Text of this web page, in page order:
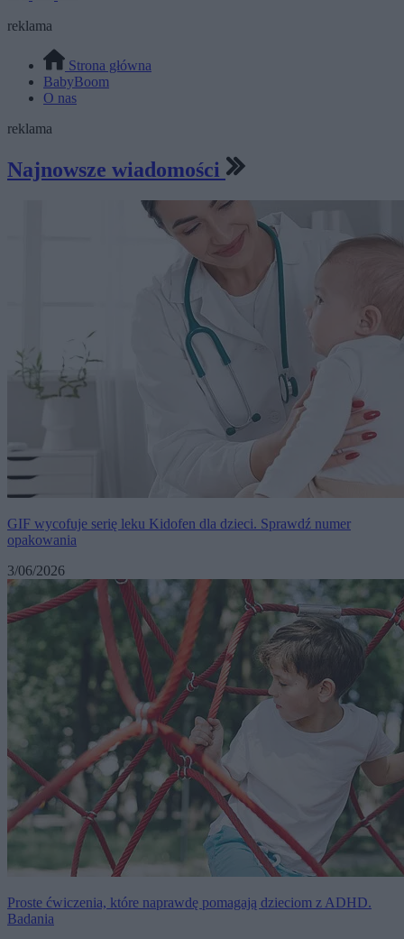
reklama
Strona główna
BabyBoom
O nas
reklama
Najnowsze wiadomości
GIF wycofuje serię leku Kidofen dla dzieci. Sprawdź numer
opakowania
3/06/2026
Proste ćwiczenia, które naprawdę pomagają dzieciom z ADHD.
Badania